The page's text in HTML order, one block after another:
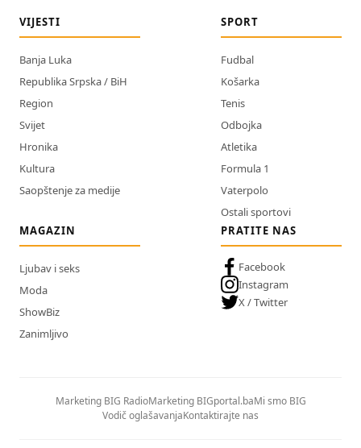
VIJESTI
Banja Luka
Republika Srpska / BiH
Region
Svijet
Hronika
Kultura
Saopštenje za medije
SPORT
Fudbal
Košarka
Tenis
Odbojka
Atletika
Formula 1
Vaterpolo
Ostali sportovi
MAGAZIN
Ljubav i seks
Moda
ShowBiz
Zanimljivo
PRATITE NAS
Facebook
Instagram
X / Twitter
Marketing BIG RadioMarketing BIGportal.baMi smo BIG
Vodič oglašavanjaKontaktirajte nas